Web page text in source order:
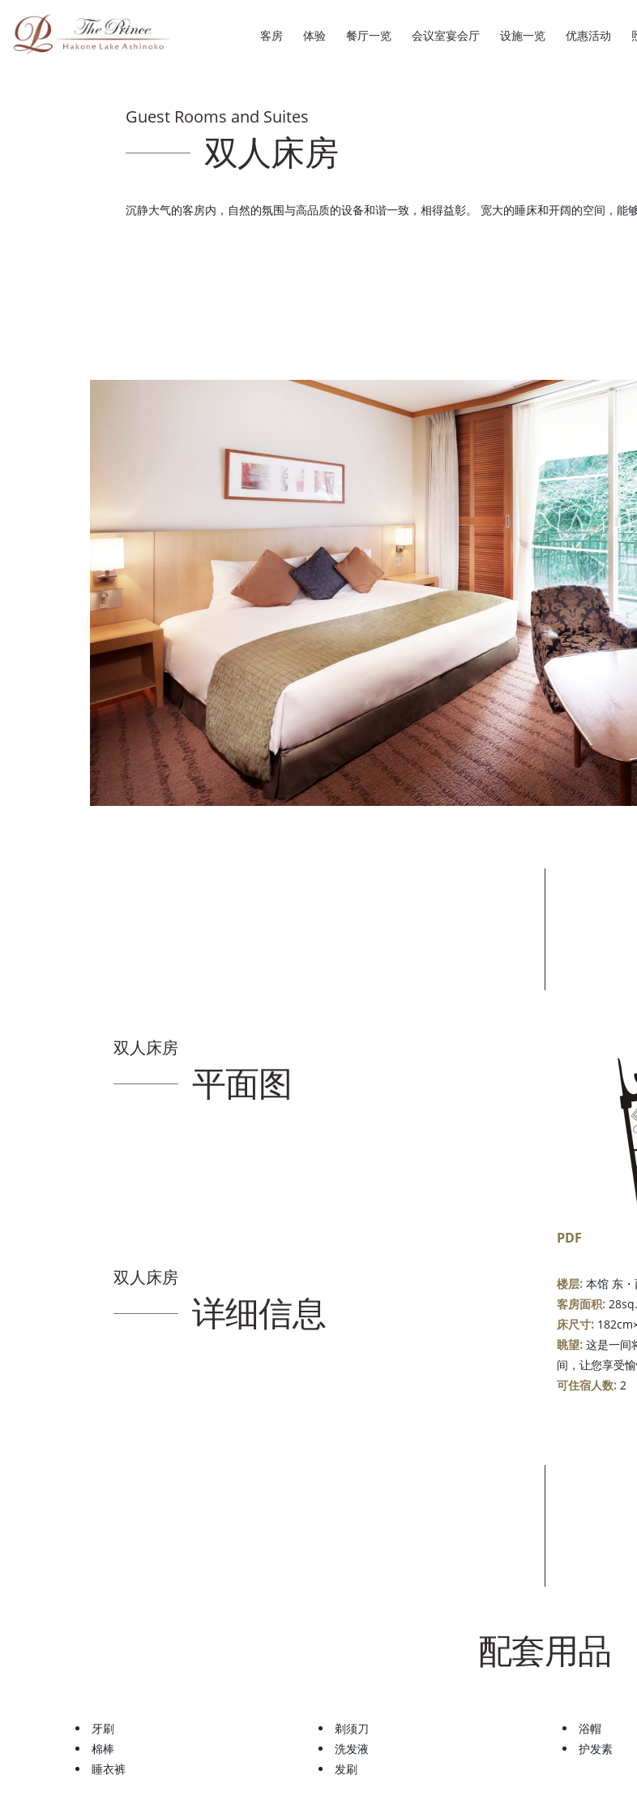
客房 体验 餐厅一览 会议室宴会厅 设施一览 优惠活动
Guest Rooms and Suites
双人床房
沉静大气的客房内，自然的氛围与高品质的设备和谐一致，相得益彰。 宽大的睡床和开阔的空间，能
双人床房
平面图
PDF
双人床房
详细信息
楼层:本馆 东・
客房面积:
床尺寸:
眺望:这是一间
间，让您享受
可住宿人数:2
配套用品
牙刷 剃须刀 浴帽
棉棒
洗发液 护发素
睡衣裤
发刷